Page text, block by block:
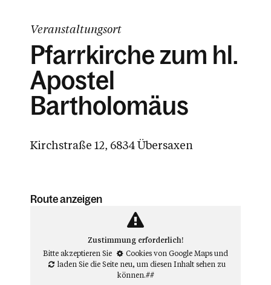
Veranstaltungsort
Pfarrkirche zum hl.
Apostel
Bartholomäus
Kirchstraße 12, 6834 Übersaxen
Route anzeigen
Zustimmung erforderlich!
Bitte akzeptieren Sie
Cookies von Google Mapsund
laden Sie die Seite neu, um diesen Inhalt sehen zu
können.##